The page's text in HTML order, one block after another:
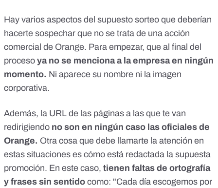
Hay varios aspectos del supuesto sorteo que deberían
hacerte sospechar que no se trata de una acción
comercial de Orange. Para empezar, que al final del
proceso ya no se menciona a la empresa en ningún
momento. Ni aparece su nombre ni la imagen
corporativa.
Además, la URL de las páginas a las que te van
redirigiendo no son en ningún caso las oficiales de
Orange. Otra cosa que debe llamarte la atención en
estas situaciones es cómo está redactada la supuesta
promoción. En este caso, tienen faltas de ortografía
y frases sin sentido como: "Cada día escogemos por